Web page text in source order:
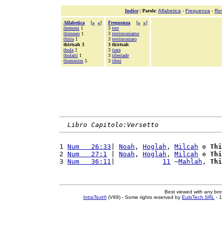
Indice| Parole: Alfabetica - Frequenza -
Alfabetica [« »]
themeni 1
thimneo 1
thiria 1
thirtsah 3
thola 2
tholaiti 1
thummim 5
Frequenza [« »]
3 test
3 testimoniamo
3 testimoniato
3 thirtsah
3 tiara
3 tiberiade
3 tibni
Libro Capitolo:Versetto
1 Num   26:33 Noah , Hoglah , Milcah e
2 Num   27:1 Noah , Hoglah , Milcah e
3 Num   36:11 11 ~Mahlah ,
Best viewed with any
IntraText®(V89) - Some rights reserved by EuloTech SRL -